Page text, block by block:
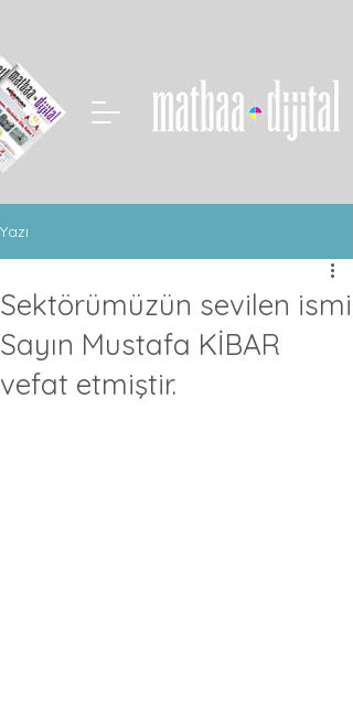
Yazı
Sektörümüzün sevilen ismi
Sayın Mustafa KİBAR
vefat etmiştir.